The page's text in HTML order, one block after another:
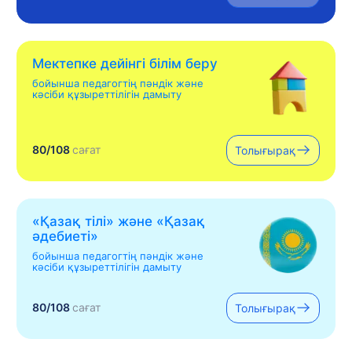
Мектепке дейінгі білім беру
бойынша педагогтің пәндік және
кәсіби құзыреттілігін дамыту
80/108сағат Толығырақ
«Қазақ тілі» жəне «Қазақ
əдебиеті»
бойынша педагогтің пәндік және
кәсіби құзыреттілігін дамыту
80/108сағат Толығырақ